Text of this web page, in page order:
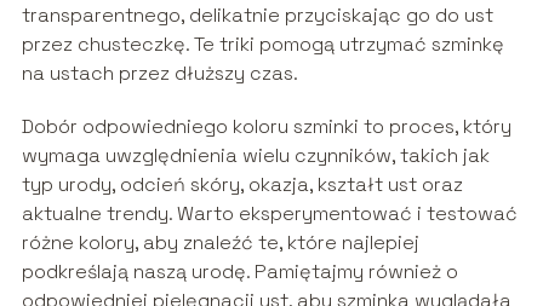
transparentnego, delikatnie przyciskając go do ust
przez chusteczkę. Te triki pomogą utrzymać szminkę
na ustach przez dłuższy czas.
Dobór odpowiedniego koloru szminki to proces, który
wymaga uwzględnienia wielu czynników, takich jak
typ urody, odcień skóry, okazja, kształt ust oraz
aktualne trendy. Warto eksperymentować i testować
różne kolory, aby znaleźć te, które najlepiej
podkreślają naszą urodę. Pamiętajmy również o
odpowiedniej pielęgnacji ust, aby szminka wyglądała